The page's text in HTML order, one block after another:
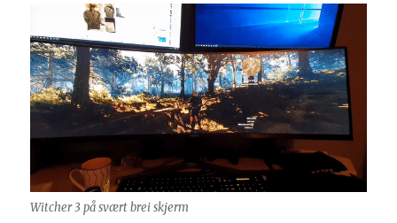
Witcher 3 på svært brei skjerm